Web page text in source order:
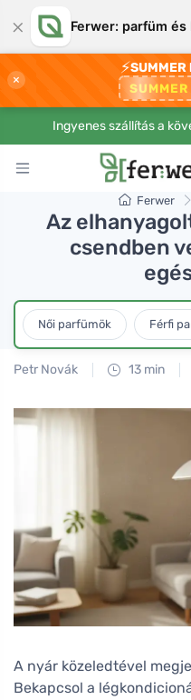
× Ferwer: parfüm
×
⚡
SUMMER
Ingyenes szállítás a
Ferwer
Az
csendben
Női parfümök Férfi
Petr Novák 13 min
A nyár közeledtével
Bekapcsol a